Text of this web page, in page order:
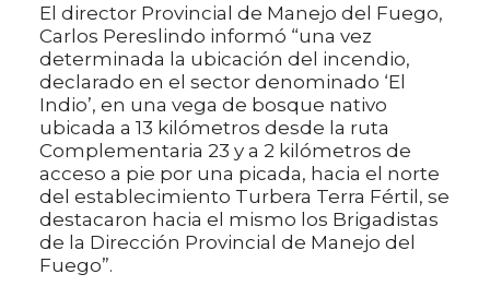
El director Provincial de Manejo del Fuego,
Carlos Pereslindo informó “una vez
determinada la ubicación del incendio,
declarado en el sector denominado ‘El
Indio’, en una vega de bosque nativo
ubicada a 13 kilómetros desde la ruta
Complementaria 23 y a 2 kilómetros de
acceso a pie por una picada, hacia el norte
del establecimiento Turbera Terra Fértil, se
destacaron hacia el mismo los Brigadistas
de la Dirección Provincial de Manejo del
Fuego”.